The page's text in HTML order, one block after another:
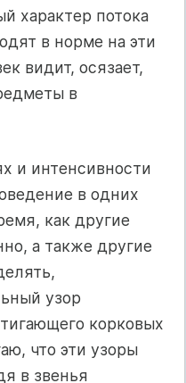
характер потока
в норме на эти
видит, осязает,
в
и интенсивности
в одних
как другие
а также другие
узор
корковых
что эти узоры
в звенья